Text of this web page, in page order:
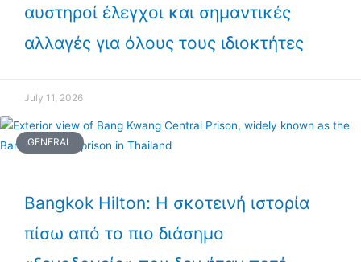
αυστηροί έλεγχοι και σημαντικές
αλλαγές για όλους τους ιδιοκτήτες
July 11, 2026
GENERAL
Bangkok Hilton: Η σκοτεινή ιστορία
πίσω από το πιο διάσημο